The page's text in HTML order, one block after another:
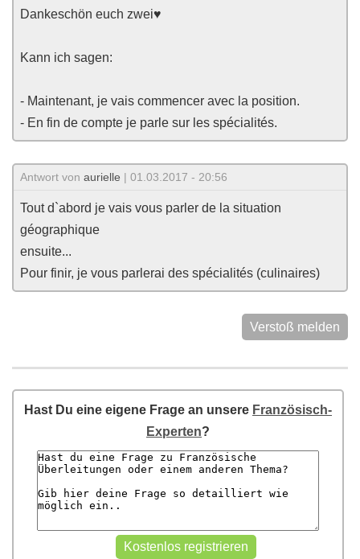
Dankeschön euch zwei♥
Kann ich sagen:
- Maintenant, je vais commencer avec la position.
- En fin de compte je parle sur les spécialités.
Antwort von aurielle | 01.03.2017 - 20:56
Tout d`abord je vais vous parler de la situation
géographique
ensuite...
Pour finir, je vous parlerai des spécialités (culinaires)
Verstoß melden
Hast Du eine eigene Frage an unsere Französisch-
Experten?